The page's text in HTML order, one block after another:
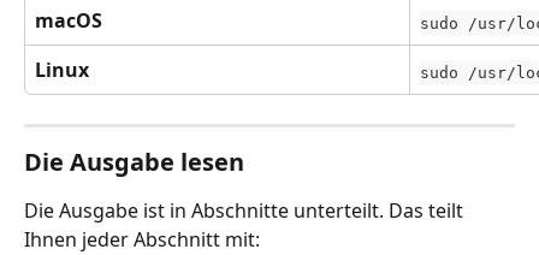
macOS sudo /usr/
Linux sudo /usr/
Die Ausgabe lesen
Die Ausgabe ist in Abschnitte unterteilt. Das teilt
Ihnen jeder Abschnitt mit: